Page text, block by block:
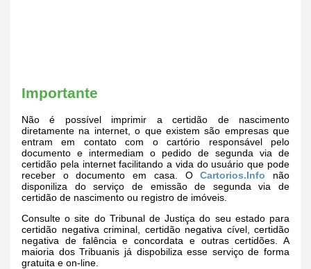
Importante
Não é possível imprimir a certidão de nascimento
diretamente na internet, o que existem são empresas que
entram em contato com o cartório responsável pelo
documento e intermediam o pedido de segunda via de
certidão pela internet facilitando a vida do usuário que pode
receber o documento em casa. OCartorios.Info não
disponiliza do serviço de emissão de segunda via de
certidão de nascimento ou registro de imóveis.
Consulte o site do Tribunal de Justiça do seu estado para
certidão negativa criminal, certidão negativa cível, certidão
negativa de falência e concordata e outras certidões. A
maioria dos Tribuanis já dispobiliza esse serviço de forma
gratuita e on-line.